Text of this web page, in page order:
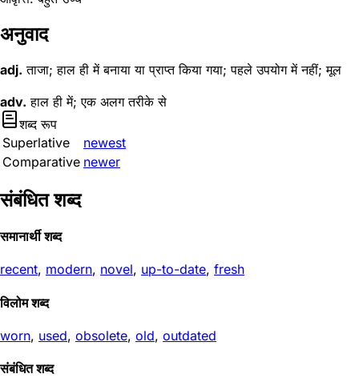
अनुवाद
adj. ताजा; हाल ही में बनाया या प्राप्त किया गया; पहले उपयोग में नहीं; मूल
adv. हाल ही में; एक अलग तरीके से
शब्द रूप
Superlative
newest
Comparative newer
संबंधित शब्द
समानार्थी शब्द
recent, modern, novel, up-to-date, fresh
विलोम शब्द
worn, used, obsolete, old, outdated
संबंधित शब्द